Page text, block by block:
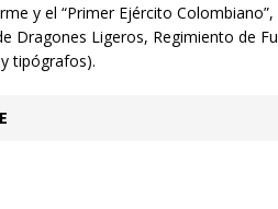
y el “Primer Ejército
Dragones Ligeros, Regimiento de
tipógrafos).